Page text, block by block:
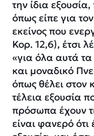
την ίδια
όπως είπε για
εκείνος που
Κορ. 12,6), έτσι
«για όλα αυτά
και μοναδικό
όπως θέλει στον
τέλεια εξουσία
πρόσωπα έχουν
είναι φανερό ότι